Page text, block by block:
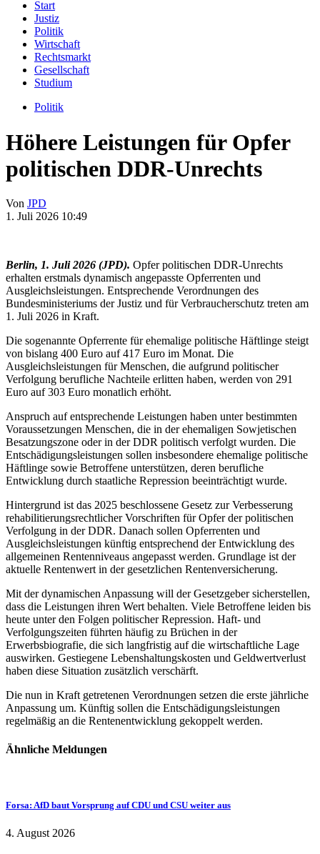
Start
Justiz
Politik
Wirtschaft
Rechtsmarkt
Gesellschaft
Studium
Politik
Höhere Leistungen für Opfer
politischen DDR-Unrechts
Von JPD
1. Juli 2026 10:49
Berlin, 1. Juli 2026 (JPD). Opfer politischen DDR-Unrechts
erhalten erstmals dynamisch angepasste Opferrenten und
Ausgleichsleistungen. Entsprechende Verordnungen des
Bundesministeriums der Justiz und für Verbraucherschutz treten am
1. Juli 2026 in Kraft.
Die sogenannte Opferrente für ehemalige politische Häftlinge steigt
von bislang 400 Euro auf 417 Euro im Monat. Die
Ausgleichsleistungen für Menschen, die aufgrund politischer
Verfolgung berufliche Nachteile erlitten haben, werden von 291
Euro auf 303 Euro monatlich erhöht.
Anspruch auf entsprechende Leistungen haben unter bestimmten
Voraussetzungen Menschen, die in der ehemaligen Sowjetischen
Besatzungszone oder in der DDR politisch verfolgt wurden. Die
Entschädigungsleistungen sollen insbesondere ehemalige politische
Häftlinge sowie Betroffene unterstützen, deren berufliche
Entwicklung durch staatliche Repression beeinträchtigt wurde.
Hintergrund ist das 2025 beschlossene Gesetz zur Verbesserung
rehabilitierungsrechtlicher Vorschriften für Opfer der politischen
Verfolgung in der DDR. Danach sollen Opferrenten und
Ausgleichsleistungen künftig entsprechend der Entwicklung des
allgemeinen Rentenniveaus angepasst werden. Grundlage ist der
aktuelle Rentenwert in der gesetzlichen Rentenversicherung.
Mit der dynamischen Anpassung will der Gesetzgeber sicherstellen,
dass die Leistungen ihren Wert behalten. Viele Betroffene leiden bis
heute unter den Folgen politischer Repression. Haft- und
Verfolgungszeiten führten häufig zu Brüchen in der
Erwerbsbiografie, die sich langfristig auf die wirtschaftliche Lage
auswirken. Gestiegene Lebenshaltungskosten und Geldwertverlust
haben diese Situation zusätzlich verschärft.
Die nun in Kraft getretenen Verordnungen setzen die erste jährliche
Anpassung um. Künftig sollen die Entschädigungsleistungen
regelmäßig an die Rentenentwicklung gekoppelt werden.
Ähnliche Meldungen
Forsa: AfD baut Vorsprung auf CDU und CSU weiter aus
4. August 2026